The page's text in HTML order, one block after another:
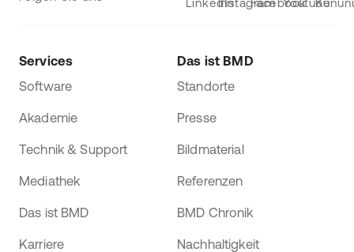
Services
Software
Akademie
Technik & Support
Mediathek
Das ist BMD
Karriere
Das ist BMD
Standorte
Presse
Bildmaterial
Referenzen
BMD Chronik
Nachhaltigkeit